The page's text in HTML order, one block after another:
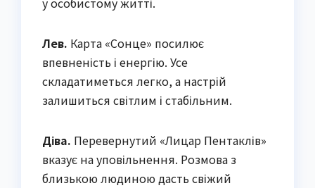
Лев. Карта «Сонце» посилює
впевненість і енергію. Усе
складатиметься легко, а настрій
залишиться світлим і стабільним.
Діва. Перевернутий «Лицар Пентаклів»
вказує на уповільнення. Розмова з
близькою людиною дасть свіжий